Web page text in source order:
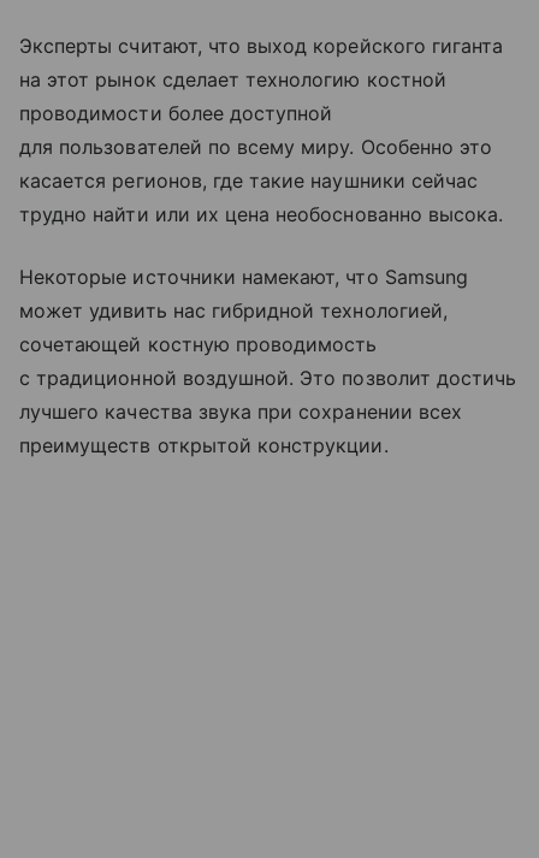
Эксперты считают, что выход корейского гиганта
на этот рынок сделает технологию костной
проводимости более доступной
для пользователей по всему миру. Особенно это
касается регионов, где такие наушники сейчас
трудно найти или их цена необоснованно высока.
Некоторые источники намекают, что Samsung
может удивить нас гибридной технологией,
сочетающей костную проводимость
с традиционной воздушной. Это позволит достичь
лучшего качества звука при сохранении всех
преимуществ открытой конструкции.